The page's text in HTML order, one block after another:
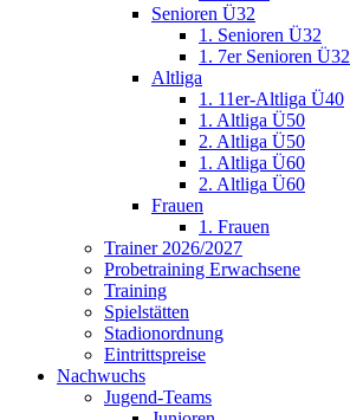
Senioren Ü32
1. Senioren Ü32
1. 7er Senioren Ü32
Altliga
1. 11er-Altliga Ü40
1. Altliga Ü50
2. Altliga Ü50
1. Altliga Ü60
2. Altliga Ü60
Frauen
1. Frauen
Trainer 2026/2027
Probetraining Erwachsene
Training
Spielstätten
Stadionordnung
Eintrittspreise
Nachwuchs
Jugend-Teams